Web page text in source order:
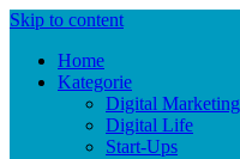
Skip to content
Home
Kategorie
Digital Marketing
Digital Life
Start-Ups